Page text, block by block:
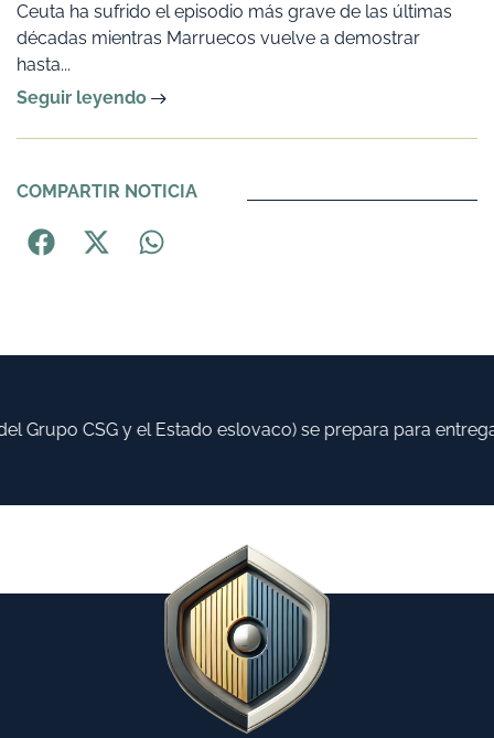
Ceuta ha sufrido el episodio más grave de las últimas
décadas mientras Marruecos vuelve a demostrar
hasta...
Seguir leyendo
COMPARTIR NOTICIA
Grupo CSG y el Estado eslovaco) se prepara para